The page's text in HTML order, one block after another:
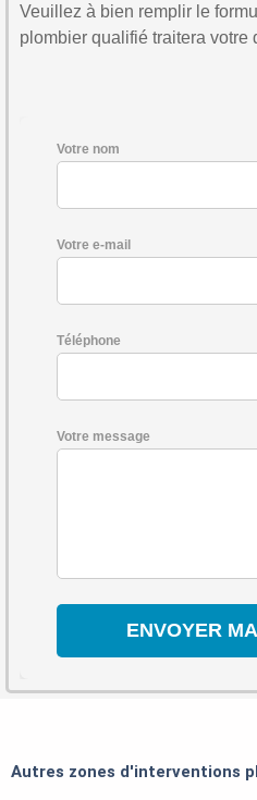
Veuillez à bien remplir le
plombier qualifié traitera votre
Votre nom
Votre e-mail
Téléphone
Votre message
Autres zones d'interventions